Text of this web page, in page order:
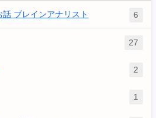
ブレインアナリスト 6
27
2
1